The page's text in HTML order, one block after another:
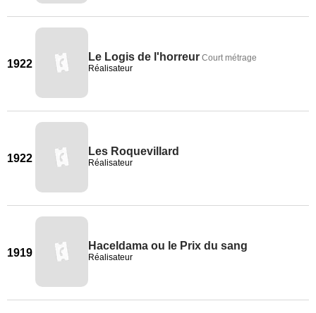
1922
Le Logis de l'horreur Court métrage
Réalisateur
1922
Les Roquevillard
Réalisateur
1919
Haceldama ou le Prix du sang
Réalisateur